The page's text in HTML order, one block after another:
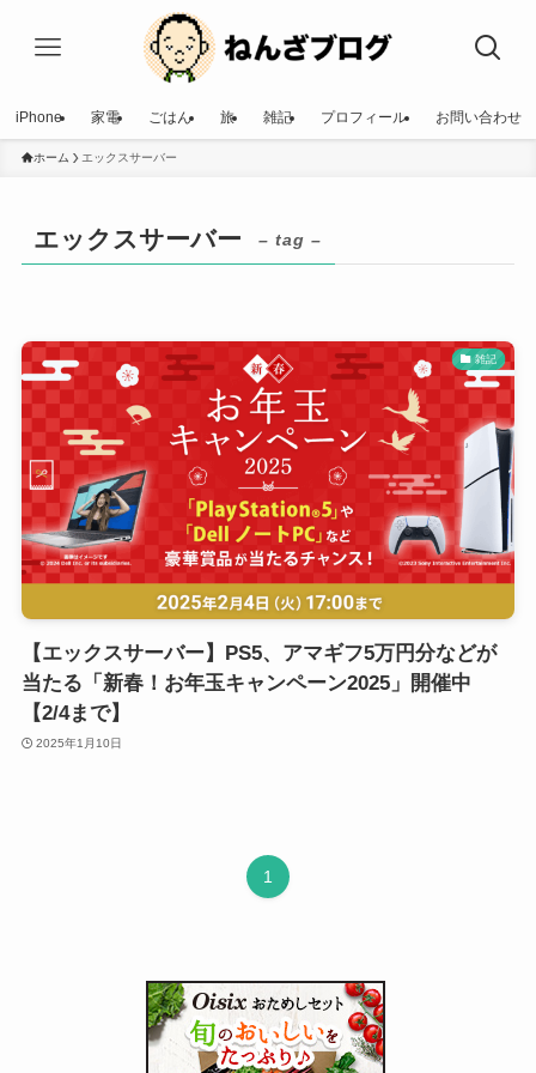
iPhone 家電 ごはん 旅 雑記 プロフィール お問い合わせ
ホーム エックスサーバー
エックスサーバー – tag –
雑記
【エックスサーバー】PS5、アマギフ5万円分などが
当たる「新春！お年玉キャンペーン2025」開催中
【2/4まで】
2025年1月10日
1